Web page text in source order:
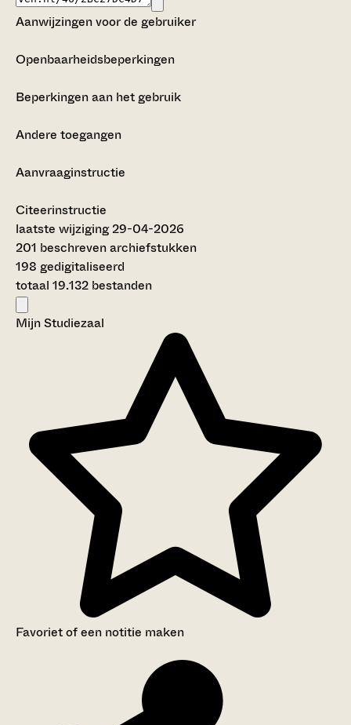
Aanwijzingen voor de gebruiker
Openbaarheidsbeperkingen
Beperkingen aan het gebruik
Andere toegangen
Aanvraaginstructie
Citeerinstructie
laatste wijziging 29-04-2026
201 beschreven archiefstukken
198 gedigitaliseerd
totaal 19.132 bestanden
Mijn Studiezaal
Favoriet of een notitie maken